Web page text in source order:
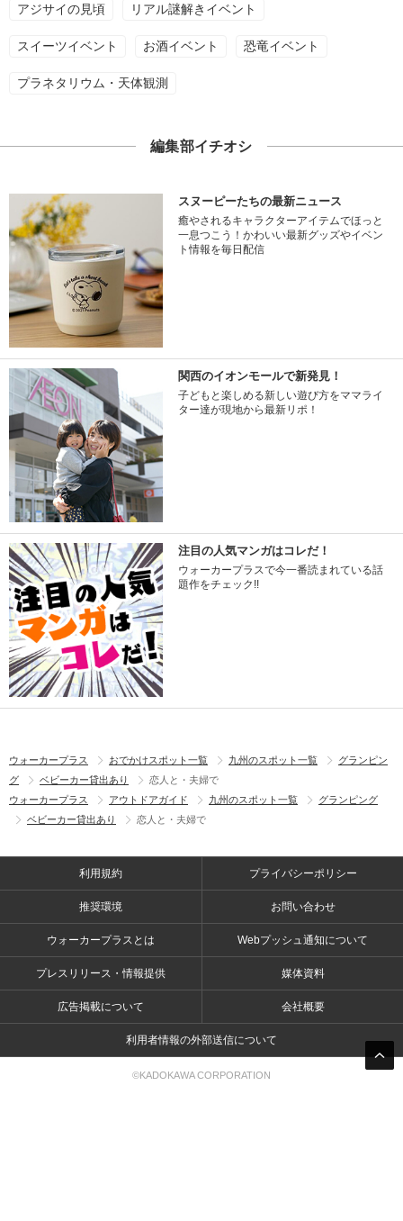
アジサイの見頃 リアル謎解きイベント
スイーツイベント お酒イベント 恐竜イベント
プラネタリウム・天体観測
編集部イチオシ
スヌーピーたちの最新ニュース
癒やされるキャラクターアイテムでほっと
一息つこう！かわいい最新グッズやイベン
ト情報を毎日配信
関西のイオンモールで新発見！
子どもと楽しめる新しい遊び方をママライ
ター達が現地から最新リポ！
注目の人気マンガはコレだ！
ウォーカープラスで今一番読まれている話
題作をチェック!!
ウォーカープラス おでかけスポット一覧 九州のスポット一覧
グランピン
グ
ベビーカー貸出あり
恋人と・夫婦で
ウォーカープラス
アウトドアガイド 九州のスポット一覧
グランピング
ベビーカー貸出あり
恋人と・夫婦で
利用規約 プライバシーポリシー
推奨環境 お問い合わせ
ウォーカープラスとは Webプッシュ通知について
プレスリリース・情報提供 媒体資料
広告掲載について 会社概要
利用者情報の外部送信について
©KADOKAWA CORPORATION